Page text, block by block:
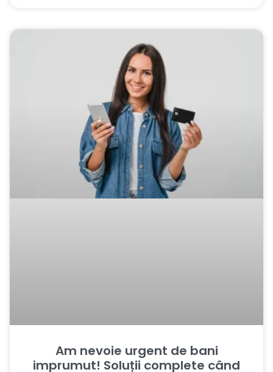
Am nevoie urgent de bani
imprumut! Soluții complete când